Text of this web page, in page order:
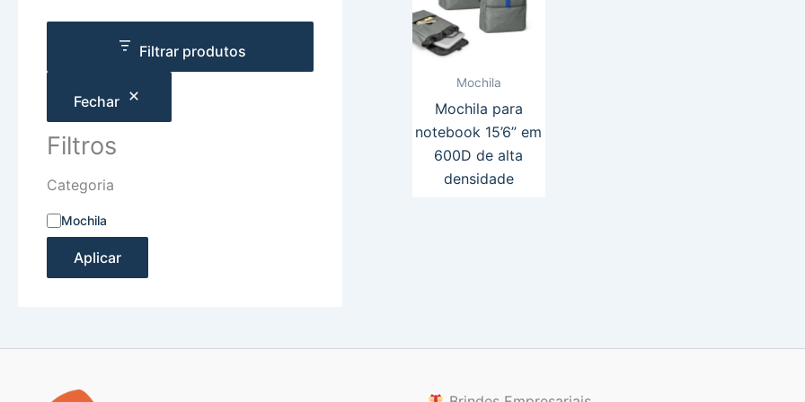
Filtrar produtos
Fechar
Filtros
Categoria
Mochila
Aplicar
Mochila
Mochila para
notebook 15’6” em
600D de alta
densidade